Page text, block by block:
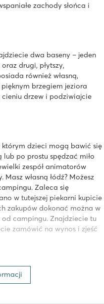
zachody słońca i
dwa baseny – jeden
drugi, płytszy,
również własną,
brzegiem jeziora
cieniu drzew i podziwiajcie
dzieci mogą bawić się
lub po prostu spędzać miło
zespół animatorów
własną łódź? Możesz
Zaleca się
w tutejszej piekarni kupicie
zakupów dokonać można w
campingu. Znajdziecie tu
zamówić na wynos i zjeść
na wypad do